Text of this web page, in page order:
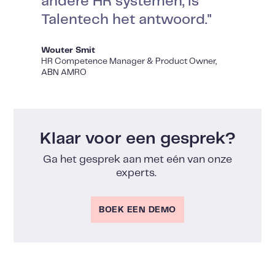
Talentech het antwoord."
Wouter Smit
HR Competence Manager & Product Owner,
ABN AMRO
Klaar voor een gesprek?
Ga het gesprek aan met eén van onze
experts.
BOEK EEN DEMO